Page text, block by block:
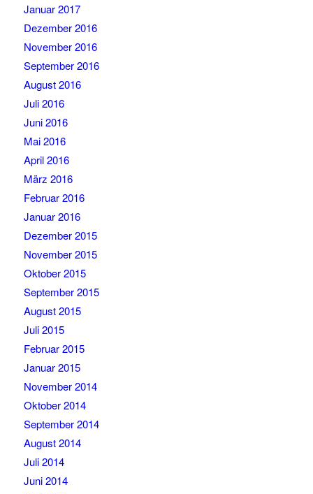
Januar 2017
Dezember 2016
November 2016
September 2016
August 2016
Juli 2016
Juni 2016
Mai 2016
April 2016
März 2016
Februar 2016
Januar 2016
Dezember 2015
November 2015
Oktober 2015
September 2015
August 2015
Juli 2015
Februar 2015
Januar 2015
November 2014
Oktober 2014
September 2014
August 2014
Juli 2014
Juni 2014